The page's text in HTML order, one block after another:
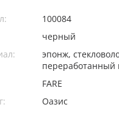
100084
черный
эпонж,
переработанный
FARE
Оазис